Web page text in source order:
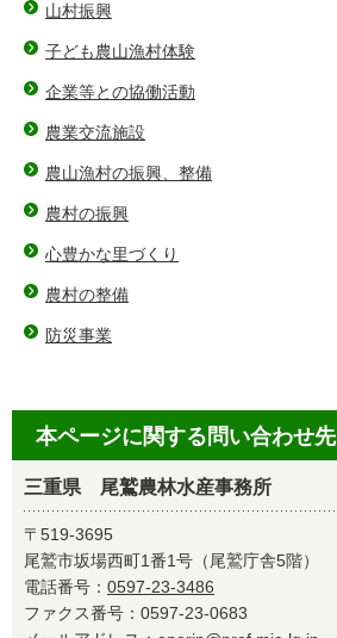
山村振興
子ども農山漁村体験
企業等との協働活動
農業交流施設
農山漁村の振興、整備
農村の振興
心豊かな里づくり
農村の整備
防災事業
本ページに関する問い合わせ先
三重県 尾鷲農林水産事務所
〒519-3695
尾鷲市坂場西町1番1号（尾鷲庁舎5階）
電話番号： 0597-23-3486
ファクス番号：0597-23-0683